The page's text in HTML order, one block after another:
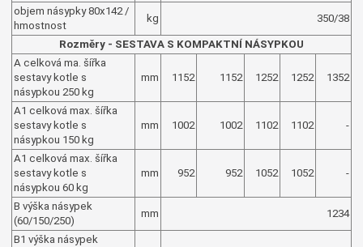
objem násypky 80x142 /
hmostnost
kg 350/38
Rozměry - SESTAVA S KOMPAKTNÍ NÁSYPKOU
A celková ma. šířka
sestavy kotle s
násypkou 250 kg
mm 1152 1152 1252 1252 1352
A1 celková max. šířka
sestavy kotle s
násypkou 150 kg
mm 1002 1002 1102 1102 -
A1 celková max. šířka
sestavy kotle s
násypkou 60 kg
mm 952 952 1052 1052 -
B výška násypek
(60/150/250)
mm 1234
B1 výška násypek